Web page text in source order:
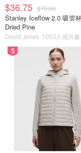
$36.75 $70.00
Stanley Iceflow 2.0 吸管杯 30oz
Dried Pine
David Jones 1053人感兴趣
5